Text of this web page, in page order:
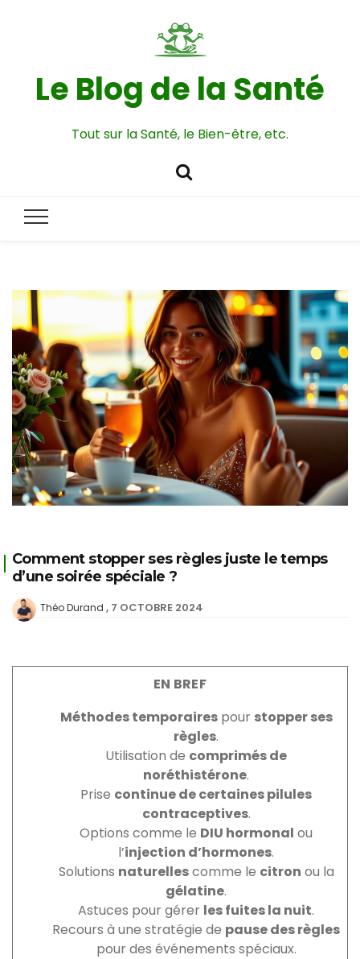
Le Blog de la Santé
Tout sur la Santé, le Bien-être, etc.
Comment stopper ses règles juste le temps
d’une soirée spéciale ?
Théo Durand 7 OCTOBRE 2024
EN BREF
Méthodes temporairespour stopper ses
règles.
Utilisation de comprimés de
noréthistérone.
Prise continue de certaines pilules
contraceptives.
Options comme le DIU hormonal ou
l’injection d’hormones.
Solutions naturellescomme le citron ou la
gélatine.
Astuces pour gérer les fuites la nuit.
Recours à une stratégie de pause des règles
pour des événements spéciaux.